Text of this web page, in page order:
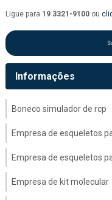
Ligue para 19 3321-9100 ou
Informações
Boneco simulador de rcp
Empresa de esqueletos
Empresa de esqueletos
Empresa de kit molecular